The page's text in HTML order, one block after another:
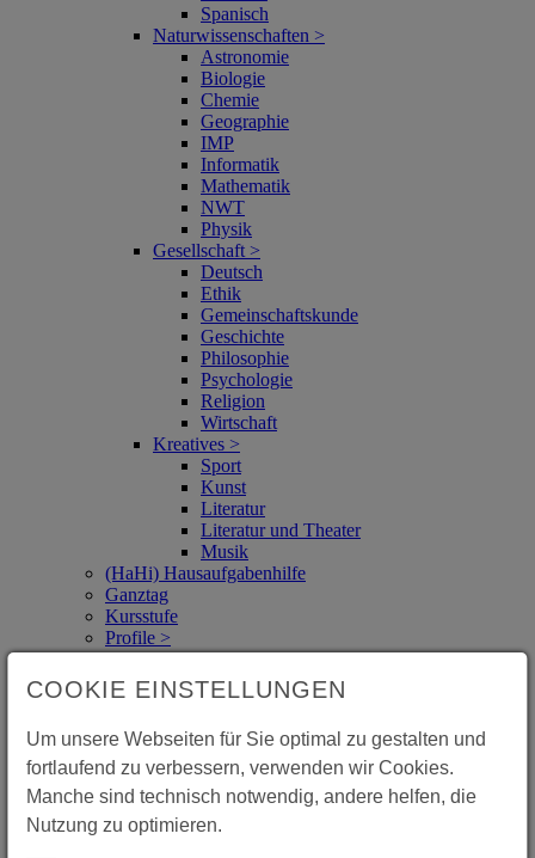
Spanisch
Naturwissenschaften >
Astronomie
Biologie
Chemie
Geographie
IMP
Informatik
Mathematik
NWT
Physik
Gesellschaft >
Deutsch
Ethik
Gemeinschaftskunde
Geschichte
Philosophie
Psychologie
Religion
Wirtschaft
Kreatives >
Sport
Kunst
Literatur
Literatur und Theater
Musik
(HaHi) Hausaufgabenhilfe
Ganztag
Kursstufe
Profile >
IMP (Informatik - Mathematik - Physik)
NWT (Naturwissenschaft und Technik)
Russisch
Seminarkurse >
Soziales Engagement/Weltethos
Schüler-Ingenieur-Akademie
Film
Stundentafel
COOKIE EINSTELLUNGEN
Um unsere Webseiten für Sie optimal zu gestalten und
fortlaufend zu verbessern, verwenden wir Cookies.
Manche sind technisch notwendig, andere helfen, die
Nutzung zu optimieren.